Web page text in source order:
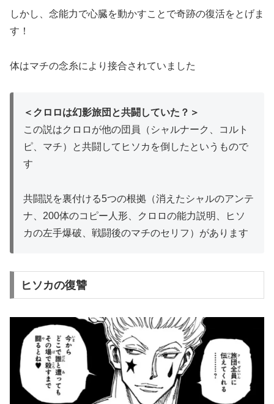
しかし、念能力で心臓を動かすことで奇跡の復活をとげま
す！
体はマチの念糸により接合されていました
＜クロロは幻影旅団と共闘していた？＞
この説はクロロが他の団員（シャルナーク、コルト
ピ、マチ）と共闘してヒソカを倒したというもので
す
共闘説を裏付ける5つの根拠（消えたシャルのアンテ
ナ、200体のコピー人形、クロロの能力説明、ヒソ
カの左手爆破、戦闘後のマチのセリフ）があります
ヒソカの復讐